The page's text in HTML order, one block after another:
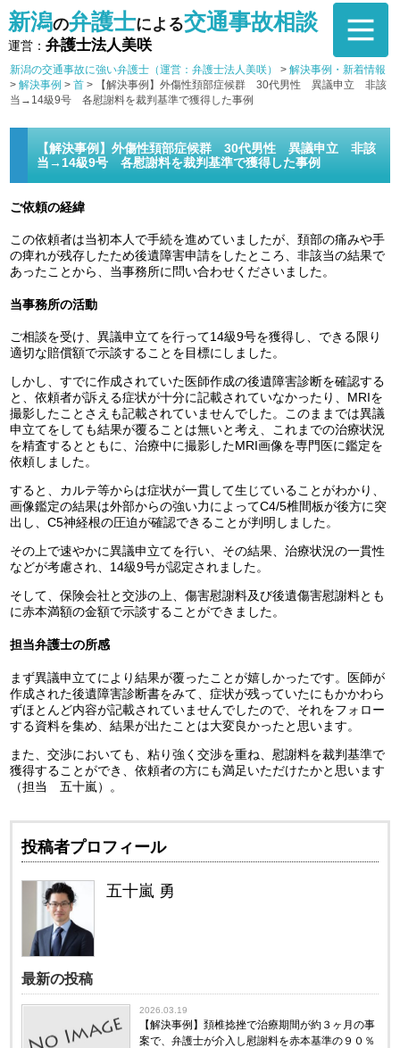
新潟の弁護士による交通事故相談
運営： 弁護士法人美咲
新潟の交通事故に強い弁護士（運営：弁護士法人美咲） >解決事例・新着情報
>解決事例 >首 >
【解決事例】外傷性頚部症候群 30代男性 異議申立 非該
当→14級9号 各慰謝料を裁判基準で獲得した事例
【解決事例】外傷性頚部症候群 30代男性 異議申立 非該
当→14級9号 各慰謝料を裁判基準で獲得した事例
ご依頼の経緯
この依頼者は当初本人で手続を進めていましたが、頚部の痛みや手
の痺れが残存したため後遺障害申請をしたところ、非該当の結果で
あったことから、当事務所に問い合わせくださいました。
当事務所の活動
ご相談を受け、異議申立てを行って14級9号を獲得し、できる限り
適切な賠償額で示談することを目標にしました。
しかし、すでに作成されていた医師作成の後遺障害診断を確認する
と、依頼者が訴える症状が十分に記載されていなかったり、MRIを
撮影したことさえも記載されていませんでした。このままでは異議
申立てをしても結果が覆ることは無いと考え、これまでの治療状況
を精査するとともに、治療中に撮影したMRI画像を専門医に鑑定を
依頼しました。
すると、カルテ等からは症状が一貫して生じていることがわかり、
画像鑑定の結果は外部からの強い力によってC4/5椎間板が後方に突
出し、C5神経根の圧迫が確認できることが判明しました。
その上で速やかに異議申立てを行い、その結果、治療状況の一貫性
などが考慮され、14級9号が認定されました。
そして、保険会社と交渉の上、傷害慰謝料及び後遺傷害慰謝料とも
に赤本満額の金額で示談することができました。
担当弁護士の所感
まず異議申立てにより結果が覆ったことが嬉しかったです。医師が
作成された後遺障害診断書をみて、症状が残っていたにもかかわら
ずほとんど内容が記載されていませんでしたので、それをフォロー
する資料を集め、結果が出たことは大変良かったと思います。
また、交渉においても、粘り強く交渉を重ね、慰謝料を裁判基準で
獲得することができ、依頼者の方にも満足いただけたかと思います
（担当 五十嵐）。
投稿者プロフィール
五十嵐 勇
最新の投稿
2026.03.19
【解決事例】頚椎捻挫で治療期間が約３ヶ月の事
案で、弁護士が介入し慰謝料を赤本基準の９０％